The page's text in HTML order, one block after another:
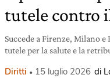
tutele contro
Succede a Firenze, Milano
tutele per la salute e la
Diritti 15 luglio 2026 di